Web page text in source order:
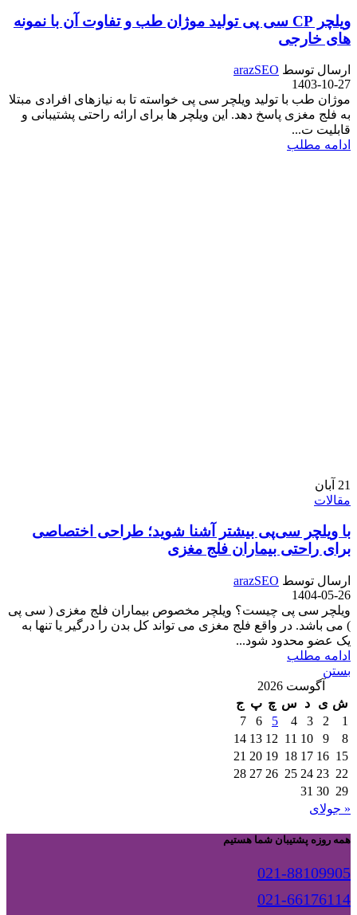
ویلچر CP سی پی تولید موژان طب و تفاوت آن با نمونه
های خارجی
ارسال توسط arazSEO
1403-10-27
موژان طب با تولید ویلچر سی پی خواسته تا به نیازهای افرادی مبتلا
به فلج مغزی پاسخ دهد. این ویلچر ها برای ارائه راحتی پشتیبانی و
قابلیت ت...
ادامه مطلب
21 آبان
مقالات
با ویلچر سی‌پی بیشتر آشنا شوید؛ طراحی اختصاصی
برای راحتی بیماران فلج مغزی
ارسال توسط arazSEO
1404-05-26
ویلچر سی پی چیست؟ ویلچر مخصوص بیماران فلج مغزی ( سی پی
) می باشد. در واقع فلج مغزی می تواند کل بدن را درگیر یا تنها به
یک عضو محدود شود...
ادامه مطلب
بستن
آگوست 2026
ش ی د س چ پ ج
1
2
3
4
5
6
7
8
9
10
11
12
13
14
15
16
17
18
19
20
21
22
23
24
25
26
27
28
29
30
31
« جولای
همه روزه پشتیبان شما هستیم
021-88109905
021-66176114